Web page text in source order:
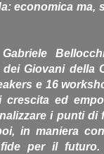
economica ma,
Giovani della
e 16
ed
i punti
in maniera
per il futuro.